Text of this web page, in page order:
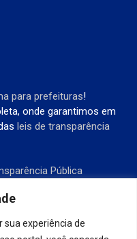
sua experiência de
para prefeituras!
onde garantimos em
leis de transparência
Pública